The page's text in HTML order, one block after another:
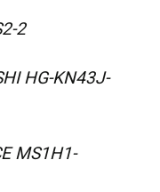
2
HG-KN43J-
MS1H1-